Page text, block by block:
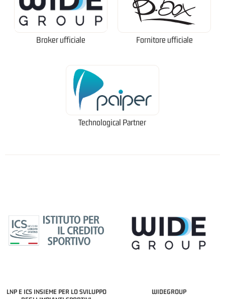
Broker ufficiale Fornitore ufficiale
Technological Partner
LNP E ICS INSIEME PER LO SVILUPPO
WIDEGROUP